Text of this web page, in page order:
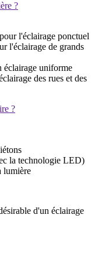
?
l'éclairage ponctuel
l'éclairage de grands
éclairage uniforme
des rues et des
?
la technologie LED)
lumière
d'un éclairage